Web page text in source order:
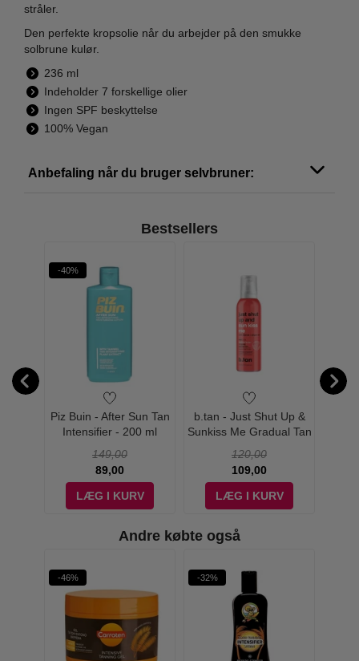
stråler.
Den perfekte kropsolie når du arbejder på den smukke
solbrune kulør.
236 ml
Indeholder 7 forskellige olier
Ingen SPF beskyttelse
100% Vegan
Anbefaling når du bruger selvbruner:
Bestsellers
-40%
Piz Buin - After Sun Tan
Intensifier - 200 ml
149,00
89,00
LÆG I KURV
b.tan - Just Shut Up &
Sunkiss Me Gradual Tan
120,00
109,00
LÆG I KURV
Andre købte også
-46% -32%